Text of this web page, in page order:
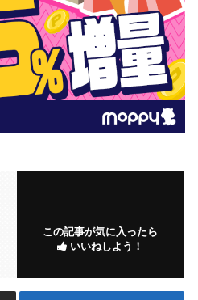
この記事が気に入ったら
いいねしよう！